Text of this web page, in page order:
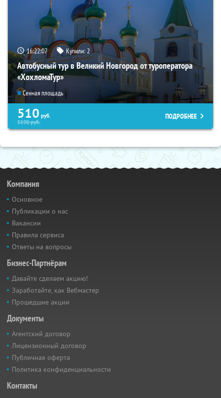
16:22:06 Купили:2
Автобусный тур в Великий Новгород от туроператора
«ХохломаТур»
Сенная площадь
510 руб.
5190руб.
ПОДРОБНЕЕ
Компания
Основное
Публикации о нас
Вакансии
Правила сервиса
Ответы на вопросы
Бизнес-Партнёрам
Давайте сделаем акцию!
Заработайте, как Вебмастер
Прошедшие акции
Документы
Агентский договор
Лицензионный договор
Публичная оферта
Политика конфиденциальности
Контакты